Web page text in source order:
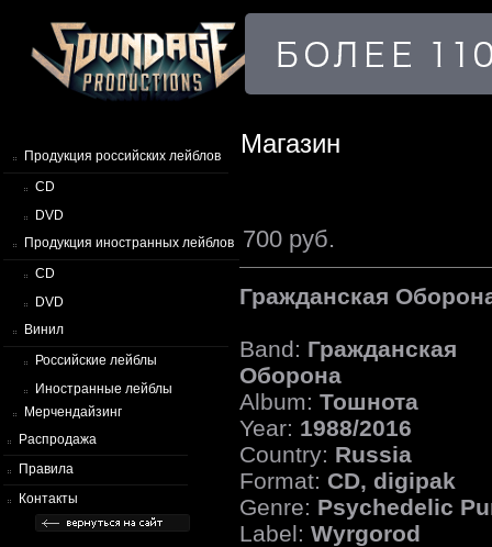
Продукция российских лейблов
CD
DVD
Продукция иностранных лейблов
CD
DVD
Винил
Российские лейблы
Иностранные лейблы
Мерчендайзинг
Распродажа
Правила
Контакты
Магазин
700 руб.
Гражданская
Band: Гражданская
Оборона
Album: Тошнота
Year: 1988/2016
Country: Russia
Format: CD, digipak
Genre: Psychedelic
Label: Wyrgorod